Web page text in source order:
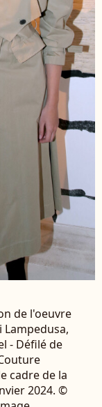
de l'oeuvre
- Défilé de
cadre de la
2024. ©